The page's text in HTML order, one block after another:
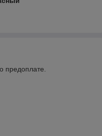
предоплате.